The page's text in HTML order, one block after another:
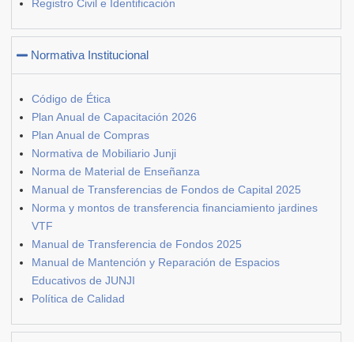
Registro Civil e Identificación
Normativa Institucional
Código de Ética
Plan Anual de Capacitación 2026
Plan Anual de Compras
Normativa de Mobiliario Junji
Norma de Material de Enseñanza
Manual de Transferencias de Fondos de Capital 2025
Norma y montos de transferencia financiamiento jardines
VTF
Manual de Transferencia de Fondos 2025
Manual de Mantención y Reparación de Espacios
Educativos de JUNJI
Política de Calidad